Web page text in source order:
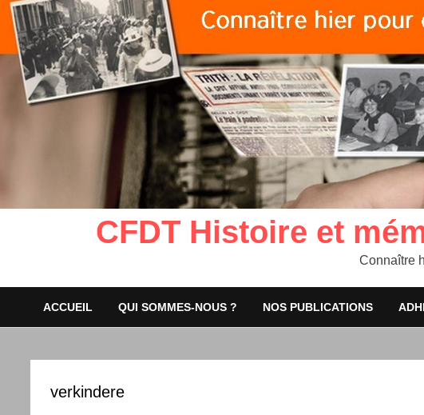
CFDT Histoire et
Connaître
ACCUEIL QUI SOMMES-NOUS ? NOS PUBLICATIONS
verkindere